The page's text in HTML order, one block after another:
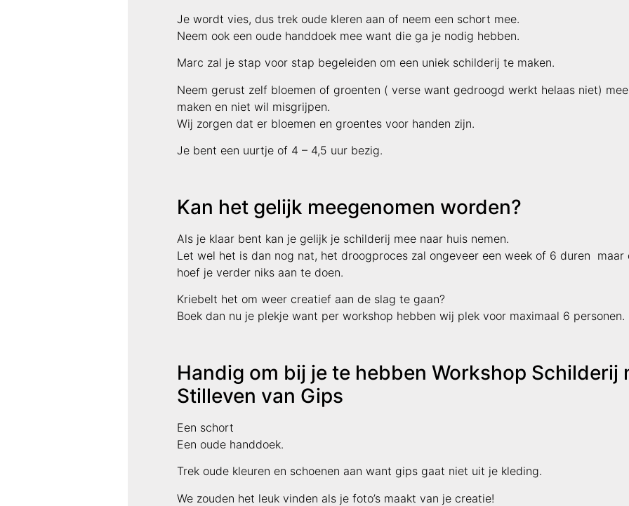
Je wordt vies, dus trek oude kleren aan of neem een schort mee.
Neem ook een oude handdoek mee want die ga je nodig hebben.
Marc zal je stap voor stap begeleiden om een uniek schilderij te maken.
Neem gerust zelf bloemen of groenten ( verse want gedroogd werkt helaas niet)
maken en niet wil misgrijpen.
Wij zorgen dat er bloemen en groentes voor handen zijn.
Je bent een uurtje of 4 – 4,5 uur bezig.
Kan het gelijk meegenomen worden?
Als je klaar bent kan je gelijk je schilderij mee naar huis nemen.
Let wel het is dan nog nat, het droogproces zal ongeveer een week of 6 duren
hoef je verder niks aan te doen.
Kriebelt het om weer creatief aan de slag te gaan?
Boek dan nu je plekje want per workshop hebben wij plek voor maximaal 6 personen.
Handig om bij je te hebben Workshop Schilderij
Stilleven van Gips
Een schort
Een oude handdoek.
Trek oude kleuren en schoenen aan want gips gaat niet uit je kleding.
We zouden het leuk vinden als je foto’s maakt van je creatie!